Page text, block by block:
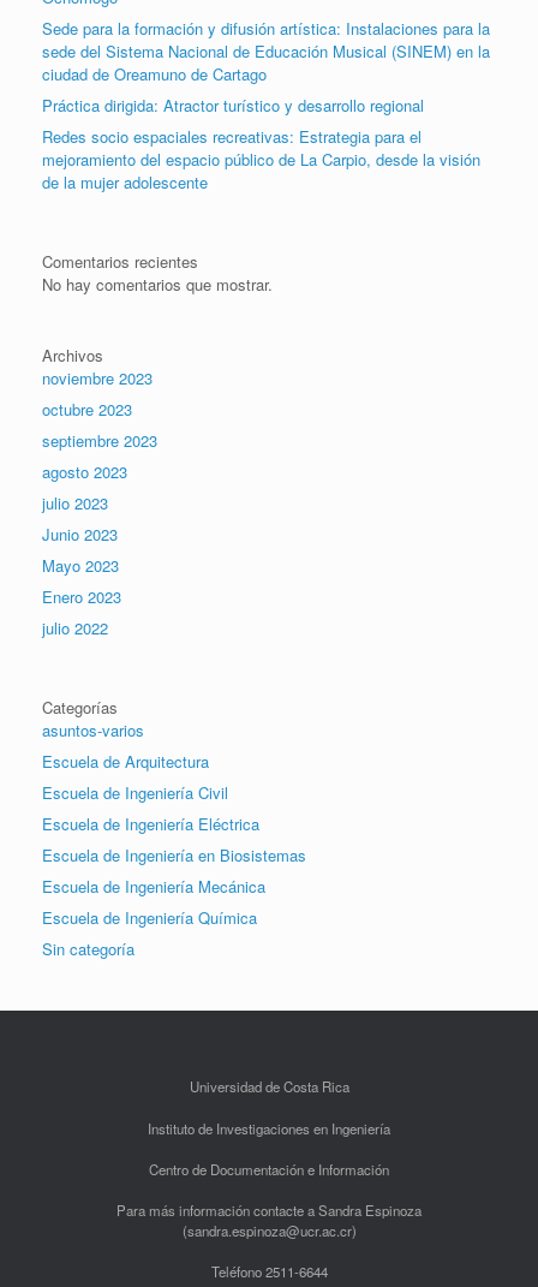
Sede para la formación y difusión artística: Instalaciones para la
sede del Sistema Nacional de Educación Musical (SINEM) en la
ciudad de Oreamuno de Cartago
Práctica dirigida: Atractor turístico y desarrollo regional
Redes socio espaciales recreativas: Estrategia para el
mejoramiento del espacio público de La Carpio, desde la visión
de la mujer adolescente
Comentarios recientes
No hay comentarios que mostrar.
Archivos
noviembre 2023
octubre 2023
septiembre 2023
agosto 2023
julio 2023
Junio 2023
Mayo 2023
Enero 2023
julio 2022
Categorías
asuntos-varios
Escuela de Arquitectura
Escuela de Ingeniería Civil
Escuela de Ingeniería Eléctrica
Escuela de Ingeniería en Biosistemas
Escuela de Ingeniería Mecánica
Escuela de Ingeniería Química
Sin categoría
Universidad de Costa Rica
Instituto de Investigaciones en Ingeniería
Centro de Documentación e Información
Para más información contacte a Sandra Espinoza
(sandra.espinoza@ucr.ac.cr)
Teléfono 2511-6644